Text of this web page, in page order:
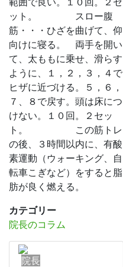
ット。 スロー腹
筋・・・ひざを曲げて、仰
向けに寝る。 両手を開い
て、太ももに乗せ、滑らす
ように、１，２，３，４で
ヒザに近づける。５，６，
７、８で戻す。頭は床につ
けない。１０回。２セッ
ト。 この筋トレ
の後、３時間以内に、有酸
素運動（ウォーキング、自
転車こぎなど）をすると脂
肪が良く燃える。
カテゴリー
院長のコラム
院長